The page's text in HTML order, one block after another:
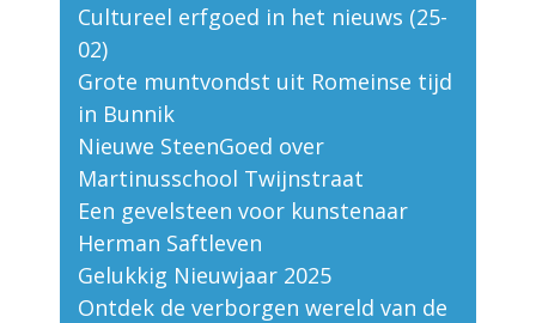
Cultureel erfgoed in het nieuws (25-
02)
Grote muntvondst uit Romeinse tijd
in Bunnik
Nieuwe SteenGoed over
Martinusschool Twijnstraat
Een gevelsteen voor kunstenaar
Herman Saftleven
Gelukkig Nieuwjaar 2025
Ontdek de verborgen wereld van de